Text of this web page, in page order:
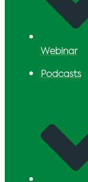
Webinar
Podcasts